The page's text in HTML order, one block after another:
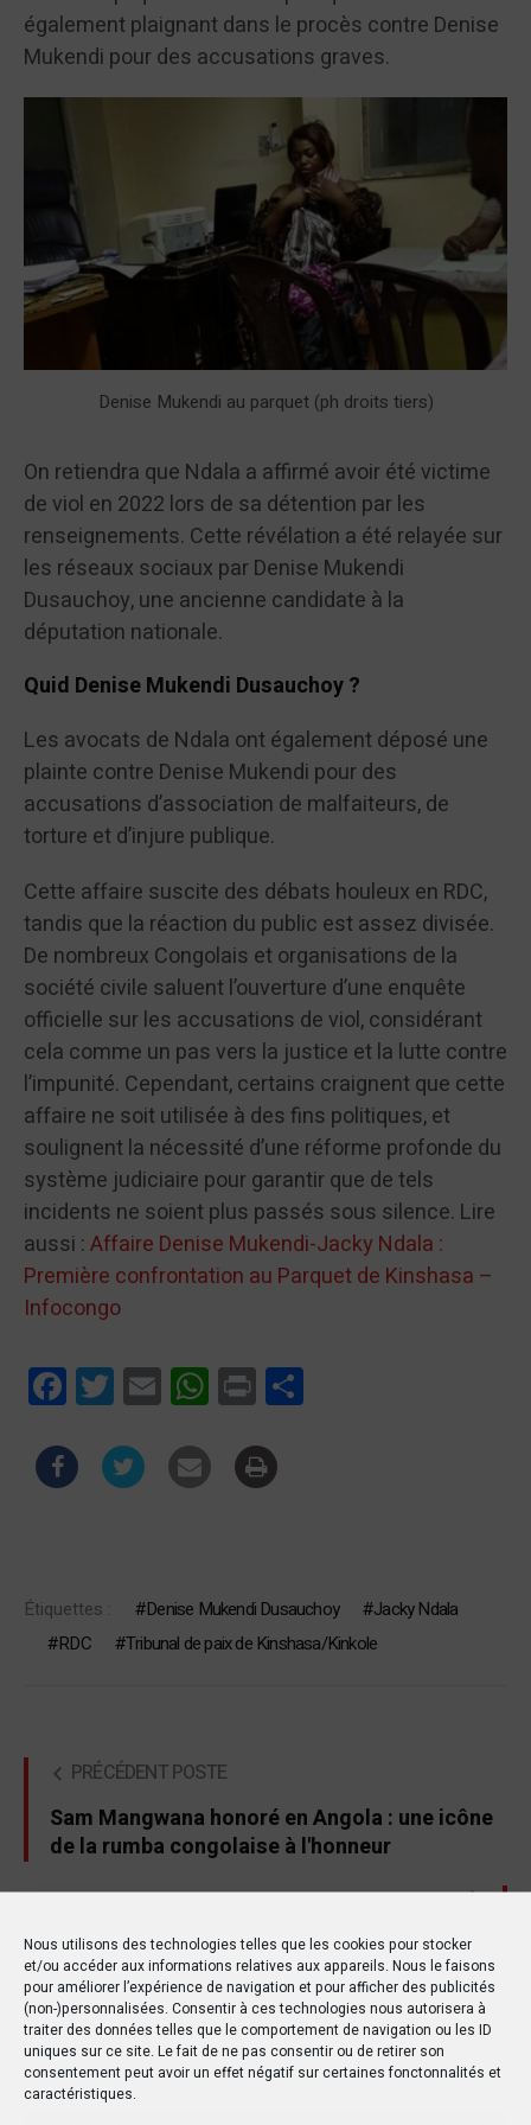
Nous utilisons des technologies telles que les cookies pour stocker
et/ou accéder aux informations relatives aux appareils. Nous le faisons
pour améliorer l’expérience de navigation et pour afficher des publicités
(non-)personnalisées. Consentir à ces technologies nous autorisera à
traiter des données telles que le comportement de navigation ou les ID
uniques sur ce site. Le fait de ne pas consentir ou de retirer son
consentement peut avoir un effet négatif sur certaines fonctonnalités et
caractéristiques.
également plaignant dans le procès contre Denise
Mukendi pour des accusations graves.
Denise Mukendi au parquet (ph droits tiers)
On retiendra que Ndala a affirmé avoir été victime
de viol en 2022 lors de sa détention par les
renseignements. Cette révélation a été relayée sur
les réseaux sociaux par Denise Mukendi
Dusauchoy, une ancienne candidate à la
députation nationale.
Quid Denise Mukendi Dusauchoy ?
Les avocats de Ndala ont également déposé une
plainte contre Denise Mukendi pour des
accusations d’association de malfaiteurs, de
torture et d’injure publique.
Cette affaire suscite des débats houleux en RDC,
tandis que la réaction du public est assez divisée.
De nombreux Congolais et organisations de la
société civile saluent l’ouverture d’une enquête
officielle sur les accusations de viol, considérant
cela comme un pas vers la justice et la lutte contre
l’impunité. Cependant, certains craignent que cette
affaire ne soit utilisée à des fins politiques, et
soulignent la nécessité d’une réforme profonde du
système judiciaire pour garantir que de tels
incidents ne soient plus passés sous silence. Lire
aussi : Affaire Denise Mukendi-Jacky Ndala :
Première confrontation au Parquet de Kinshasa –
Infocongo
FacebookTwitterEmail WhatsApp
Print
Étiquettes : Denise Mukendi Dusauchoy
Jacky Ndala
RDC
Tribunal de paix de Kinshasa/Kinkole
PRÉCÉDENT POSTE
Sam Mangwana honoré en Angola : une icône
de la rumba congolaise à l'honneur
SUIVANT POSTE
Affaire forages et lampadaires : procès
renvoyé au 18 novembre 2024
Autres postes